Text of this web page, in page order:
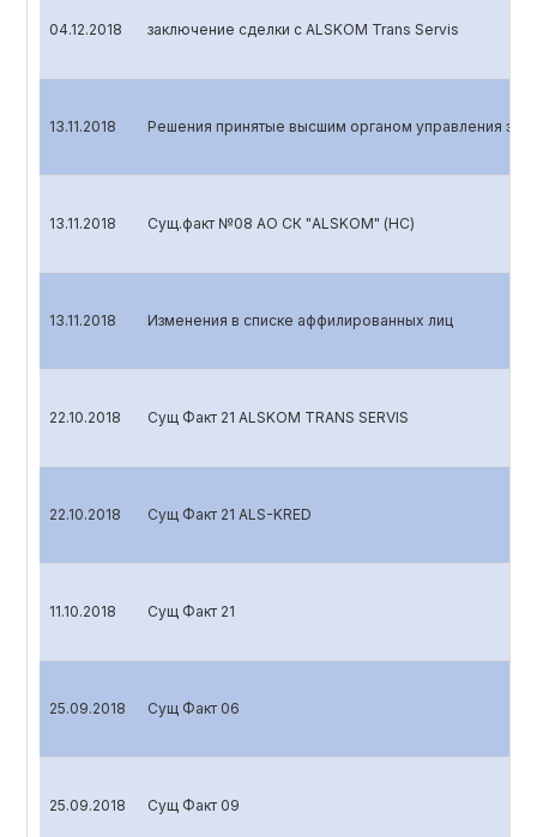
04.12.2018 заключение сделки с ALSKOM Trans Servis
13.11.2018 Решения принятые высшим органом управления
13.11.2018 Сущ.факт №08 АО СК "ALSKOM" (НС)
13.11.2018 Изменения в списке аффилированных лиц
22.10.2018 Сущ Факт 21 ALSKOM TRANS SERVIS
22.10.2018 Сущ Факт 21 ALS-KRED
11.10.2018 Сущ Факт 21
25.09.2018 Сущ Факт 06
25.09.2018 Сущ Факт 09